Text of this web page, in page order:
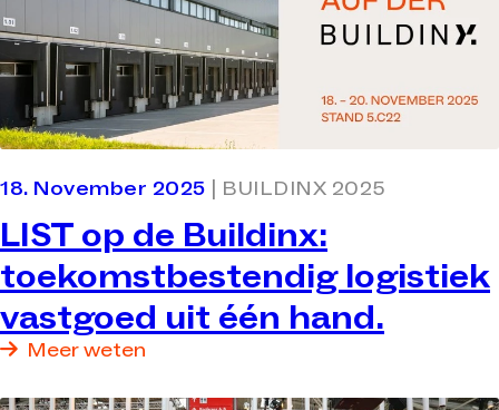
18. November 2025 | BUILDINX 2025
LIST op de Buildinx:
toekomstbestendig logistiek
vastgoed uit één hand.
Meer weten